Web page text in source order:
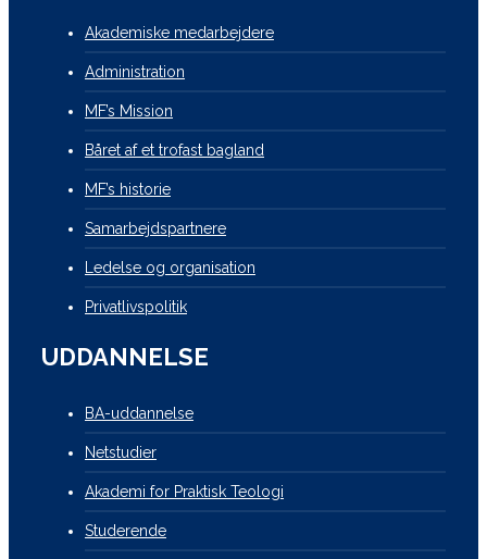
Akademiske medarbejdere
Administration
MF’s Mission
Båret af et trofast bagland
MF’s historie
Samarbejdspartnere
Ledelse og organisation
Privatlivspolitik
UDDANNELSE
BA-uddannelse
Netstudier
Akademi for Praktisk Teologi
Studerende